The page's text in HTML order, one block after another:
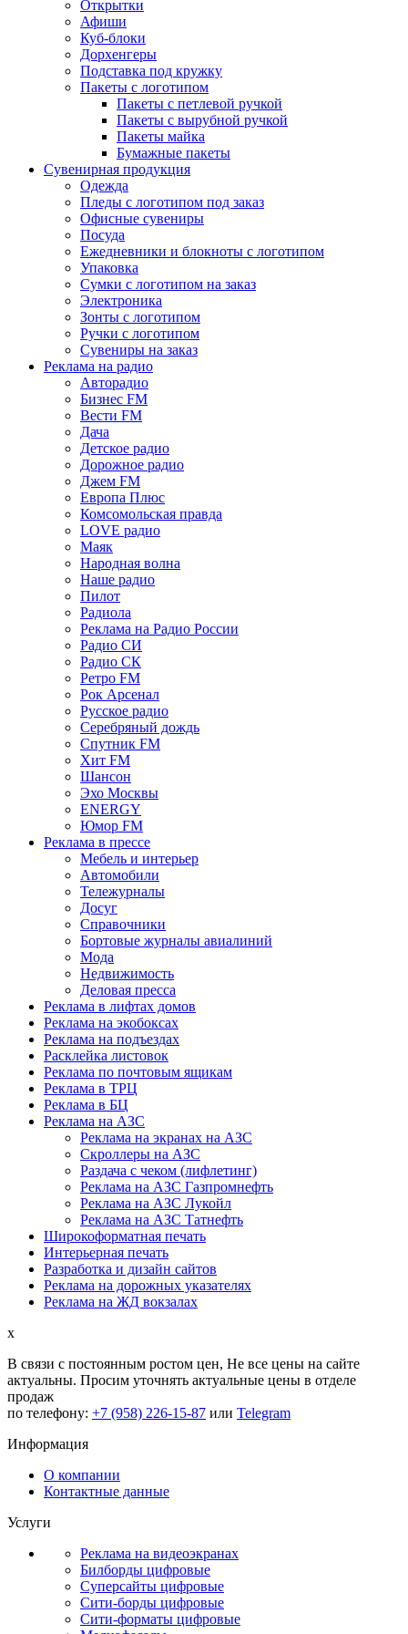
Открытки
Афиши
Куб-блоки
Дорхенгеры
Подставка под кружку
Пакеты с логотипом
Пакеты с петлевой ручкой
Пакеты с вырубной ручкой
Пакеты майка
Бумажные пакеты
Сувенирная продукция
Одежда
Пледы с логотипом под заказ
Офисные сувениры
Посуда
Ежедневники и блокноты с логотипом
Упаковка
Сумки с логотипом на заказ
Электроника
Зонты с логотипом
Ручки с логотипом
Сувениры на заказ
Реклама на радио
Авторадио
Бизнес FM
Вести FM
Дача
Детское радио
Дорожное радио
Джем FM
Европа Плюс
Комсомольская правда
LOVE радио
Маяк
Народная волна
Наше радио
Пилот
Радиола
Реклама на Радио России
Радио СИ
Радио СК
Ретро FM
Рок Арсенал
Русское радио
Серебряный дождь
Спутник FM
Хит FM
Шансон
Эхо Москвы
ENERGY
Юмор FM
Реклама в прессе
Мебель и интерьер
Автомобили
Тележурналы
Досуг
Справочники
Бортовые журналы авиалиний
Мода
Недвижимость
Деловая пресса
Реклама в лифтах домов
Реклама на экобоксах
Реклама на подъездах
Расклейка листовок
Реклама по почтовым ящикам
Реклама в ТРЦ
Реклама в БЦ
Реклама на АЗС
Реклама на экранах на АЗС
Скроллеры на АЗС
Раздача с чеком (лифлетинг)
Реклама на АЗС Газпромнефть
Реклама на АЗС Лукойл
Реклама на АЗС Татнефть
Широкоформатная печать
Интерьерная печать
Разработка и дизайн сайтов
Реклама на дорожных указателях
Реклама на ЖД вокзалах
x
В связи с постоянным ростом цен, Не все цены на сайте
актуальны. Просим уточнять актуальные цены в отделе
продаж
по телефону: +7 (958) 226-15-87 или Telegram
Информация
О компании
Контактные данные
Услуги
Реклама на видеоэкранах
Билборды цифровые
Суперсайты цифровые
Сити-борды цифровые
Сити-форматы цифровые